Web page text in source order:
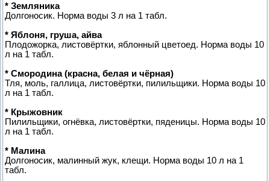
* Земляника
Долгоносик. Норма воды 3 л на 1 табл.
* Яблоня, груша, айва
Плодожорка, листовёртки, яблонный цветоед. Норма воды 10
л на 1 табл.
* Смородина (красна, белая и чёрная)
Тля, моль, галлица, листовёртки, пилильщики. Норма воды 10
л на 1 табл.
* Крыжовник
Пилильщики, огнёвка, листовёртки, пяденицы. Норма воды 10
л на 1 табл.
* Малина
Долгоносик, малинный жук, клещи. Норма воды 10 л на 1
табл.